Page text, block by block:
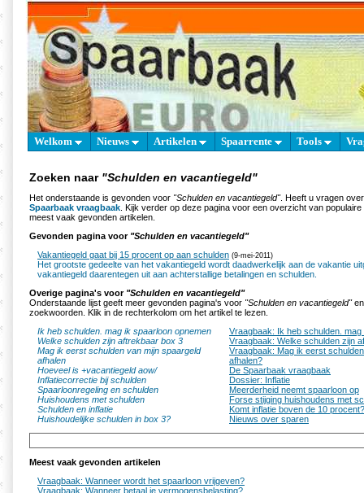
Welkom Nieuws Artikelen Spaarrente Tools
Zoeken naar "Schulden en vacantiegeld"
Het onderstaande is gevonden voor "Schulden en vacantiegeld". Heeft u vragen
Spaarbaak vraagbaak . Kijk verder op deze pagina voor een overzicht van
meest vaak gevonden artikelen.
Gevonden pagina voor "Schulden en vacantiegeld"
Vakantiegeld gaat bij 15 procent op aan schulden (9-mei-2011)
Het grootste gedeelte van het vakantiegeld wordt daadwerkelijk aan de vakantie
vakantiegeld daarentegen uit aan achterstallige betalingen en schulden.
Overige pagina's voor "Schulden en vacantiegeld"
Onderstaande lijst geeft meer gevonden pagina's voor "Schulden en vacantiegeld"en
zoekwoorden. Klik in de rechterkolom om het artikel te lezen.
Ik heb schulden. mag ik spaarloon opnemen
Vraagbaak: Ik heb schulden.
Welke schulden zijn aftrekbaar box 3
Vraagbaak: Welke schulden zijn
Mag ik eerst schulden van mijn spaargeld
afhalen
Vraagbaak: Mag ik eerst
afhalen?
Hoeveel is +vacantiegeld aow/
De Spaarbaak vraagbaak
Inflatiecorrectie bij schulden
Dossier: Inflatie
Spaarloonregeling en schulden
Meerderheid neemt spaarloon op
Huishoudens met schulden
Forse stijging huishoudens met
Schulden en inflatie
Komt inflatie boven de 10 procent?
Huishoudelijke schulden in box 3?
Nieuws over sparen
Meest vaak gevonden artikelen
Vraagbaak: Wanneer wordt het spaarloon vrijgeven?
Vraagbaak: Wanneer betaal je vermogensbelasting?